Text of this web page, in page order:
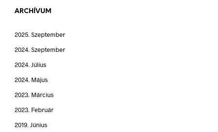
ARCHÍVUM
2025. Szeptember
2024. Szeptember
2024. Július
2024. Május
2023. Március
2023. Február
2019. Június